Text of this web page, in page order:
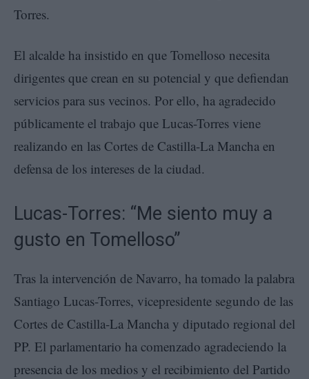
Torres.
El alcalde ha insistido en que Tomelloso necesita
dirigentes que crean en su potencial y que defiendan
servicios para sus vecinos. Por ello, ha agradecido
públicamente el trabajo que Lucas-Torres viene
realizando en las Cortes de Castilla-La Mancha en
defensa de los intereses de la ciudad.
Lucas-Torres: “Me siento muy a
gusto en Tomelloso”
Tras la intervención de Navarro, ha tomado la palabra
Santiago Lucas-Torres, vicepresidente segundo de las
Cortes de Castilla-La Mancha y diputado regional del
PP. El parlamentario ha comenzado agradeciendo la
presencia de los medios y el recibimiento del Partido